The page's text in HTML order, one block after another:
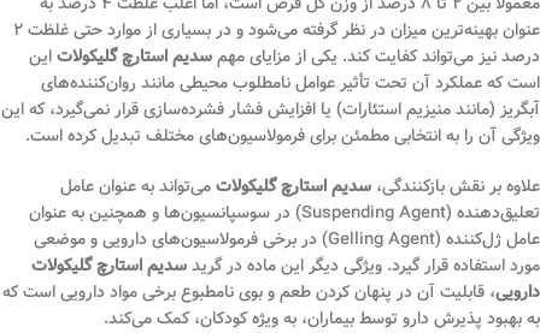
عنوان بهینه‌ترین میزان در نظر گرفته می‌شود و در بسیاری از موارد حتی غلظت ۲
درصد نیز می‌تواند کفایت کند. یکی از مزایای مهمسدیم استارچ گلیکولاتاین
است که عملکرد آن تحت تأثیر عوامل نامطلوب محیطی مانند روان‌کننده‌های
آبگریز (مانند منیزیم استئارات) یا افزایش فشار فشرده‌سازی قرار نمی‌گیرد، که این
ویژگی آن را به انتخابی مطمئن برای فرمولاسیون‌های مختلف تبدیل کرده است.
علاوه بر نقش بازکنندگی، سدیم استارچ گلیکولاتمی‌تواند به عنوان عامل
تعلیق‌دهنده (Suspending Agent) در سوسپانسیون‌ها و همچنین به عنوان
عامل ژل‌کننده (Gelling Agent) در برخی فرمولاسیون‌های دارویی و موضعی
مورد استفاده قرار گیرد. ویژگی دیگر این ماده در گریدسدیم استارچ گلیکولات
دارویی، قابلیت آن در پنهان کردن طعم و بوی نامطبوع برخی مواد دارویی است که
به بهبود پذیرش دارو توسط بیماران، به ویژه کودکان، کمک می‌کند.